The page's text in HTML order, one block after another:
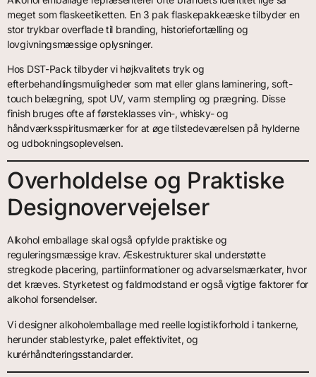
meget som flaskeetiketten. En 3 pak flaskepakkeæske tilbyder en
stor trykbar overflade til branding, historiefortælling og
lovgivningsmæssige oplysninger.
Hos DST-Pack tilbyder vi højkvalitets tryk og
efterbehandlingsmuligheder som mat eller glans laminering, soft-
touch belægning, spot UV, varm stempling og prægning. Disse
finish bruges ofte af førsteklasses vin-, whisky- og
håndværksspiritusmærker for at øge tilstedeværelsen på hylderne
og udbokningsoplevelsen.
Overholdelse og Praktiske
Designovervejelser
Alkohol emballage skal også opfylde praktiske og
reguleringsmæssige krav. Æskestrukturer skal understøtte
stregkode placering, partiinformationer og advarselsmærkater, hvor
det kræves. Styrketest og faldmodstand er også vigtige faktorer for
alkohol forsendelser.
Vi designer alkoholemballage med reelle logistikforhold i tankerne,
herunder stablestyrke, palet effektivitet, og
kurérhåndteringsstandarder.